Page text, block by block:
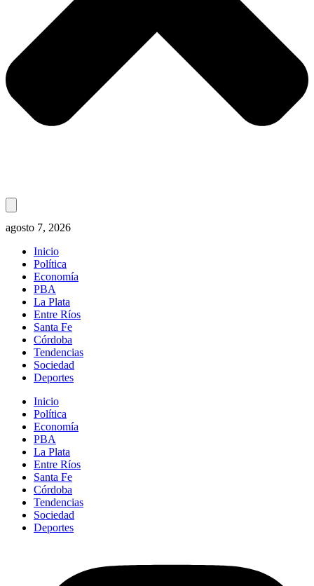
agosto 7, 2026
Inicio
Política
Economía
PBA
La Plata
Entre Ríos
Santa Fe
Córdoba
Tendencias
Sociedad
Deportes
Inicio
Política
Economía
PBA
La Plata
Entre Ríos
Santa Fe
Córdoba
Tendencias
Sociedad
Deportes